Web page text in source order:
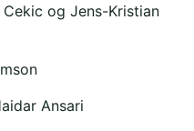
og Jens-Kristian
Ansari